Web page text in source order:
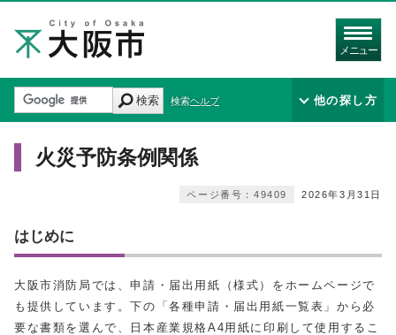
メニュー
検索 検索ヘルプ 他の探し方
火災予防条例関係
2026年3月31日
ページ番号：49409
はじめに
大阪市消防局では、申請・届出用紙（様式）をホームページで
も提供しています。下の「各種申請・届出用紙一覧表」から必
要な書類を選んで、日本産業規格A4用紙に印刷して使用するこ